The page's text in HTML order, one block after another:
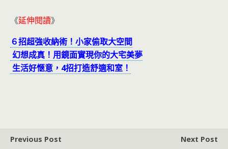
《延伸閱讀》
６招超強收納術！小家偷取大空間
幻想成真！用鏡面實現你的大宅美夢
生活好愜意，4招打造舒適和室！
Previous Post Next Post